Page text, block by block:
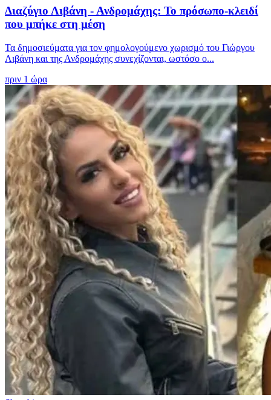
Διαζύγιο Λιβάνη - Ανδρομάχης: Το πρόσωπο-κλειδί
που μπήκε στη μέση
Τα δημοσιεύματα για τον φημολογούμενο χωρισμό του Γιώργου
Λιβάνη και της Ανδρομάχης συνεχίζονται, ωστόσο ο...
πριν 1 ώρα